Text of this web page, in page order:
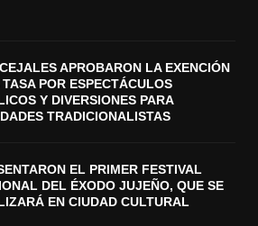
APROBARON LA EXENCIÓN
POR ESPECTÁCULOS
Y DIVERSIONES PARA
TRADICIONALISTAS
EL PRIMER FESTIVAL
DEL ÉXODO JUJEÑO, QUE SE
EN CIUDAD CULTURAL